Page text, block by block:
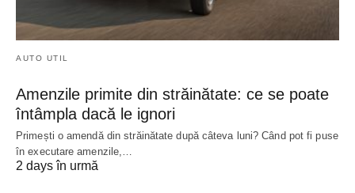
AUTO UTIL
Amenzile primite din străinătate: ce se poate
întâmpla dacă le ignori
Primești o amendă din străinătate după câteva luni? Când pot fi puse
în executare amenzile,…
2 days în urmă